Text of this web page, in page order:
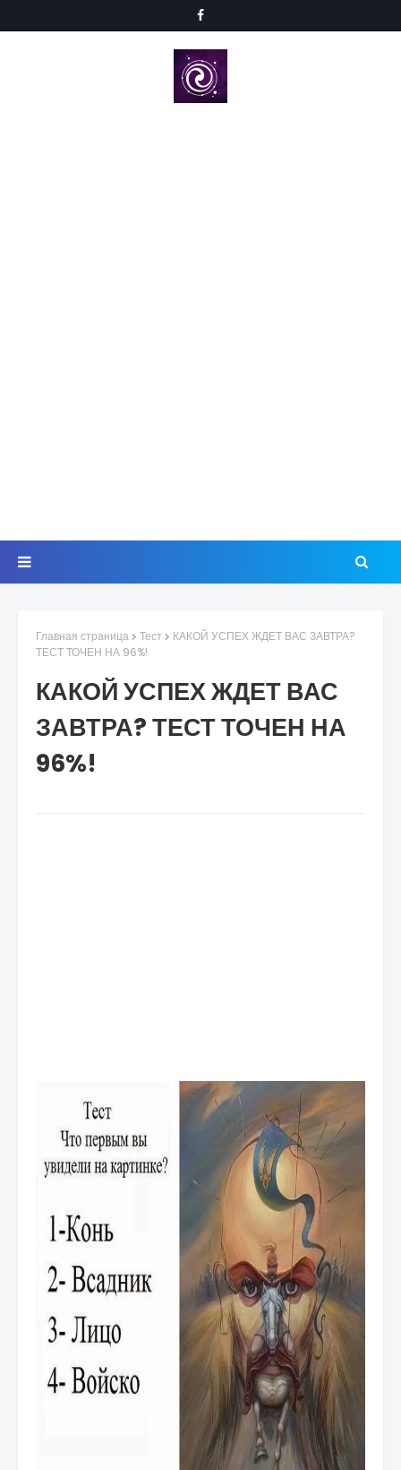
Главная страница Тест
КАКОЙ УСПЕХ ЖДЕТ ВАС ЗАВТРА?
ТЕСТ ТОЧЕН НА 96%!
КАКОЙ УСПЕХ ЖДЕТ ВАС
ЗАВТРА? ТЕСТ ТОЧЕН НА
96%!